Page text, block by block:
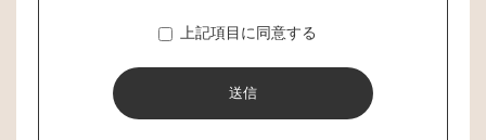
上記項目に同意する